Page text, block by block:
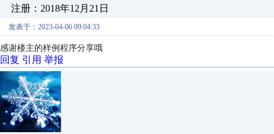
注册：2018年12月21日
发表于：2023-04-06 09:04:33
感谢楼主的样例程序分享哦
回复 引用 举报